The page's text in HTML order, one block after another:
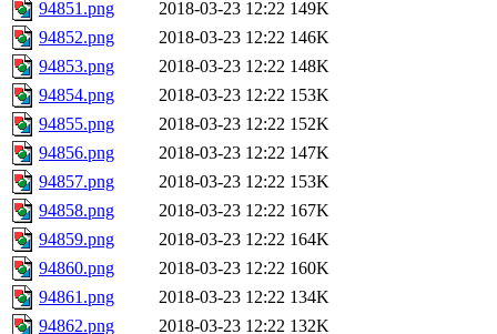
94851.png 2018-03-23 12:22 149K
94852.png
2018-03-23 12:22 146K
94853.png
2018-03-23 12:22 148K
94854.png
2018-03-23 12:22 153K
94855.png
2018-03-23 12:22 152K
94856.png
2018-03-23 12:22 147K
94857.png
2018-03-23 12:22 153K
94858.png
2018-03-23 12:22 167K
94859.png
2018-03-23 12:22 164K
94860.png
2018-03-23 12:22 160K
94861.png
2018-03-23 12:22 134K
94862.png
2018-03-23 12:22 132K